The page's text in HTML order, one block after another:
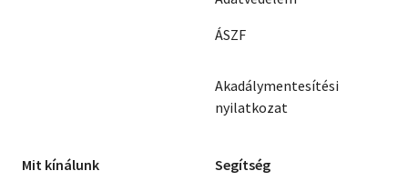
ÁSZF
Akadálymentesítési
nyilatkozat
Mit kínálunk Segítség